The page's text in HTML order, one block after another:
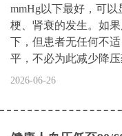
mmHg以下最好，可
梗、肾衰的发生。如
下，但患者无任何不
平，不必为此减少降
2026-06-26